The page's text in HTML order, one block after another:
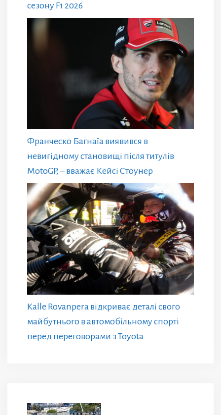
сезону F1 2026
Франческо Багнаїа виявився в
невигідному становищі після титулів
MotoGP, – вважає Кейсі Стоунер
Kalle Rovanpera відкриває деталі свого
майбутнього в автомобільному спорті
перед переговорами з Toyota